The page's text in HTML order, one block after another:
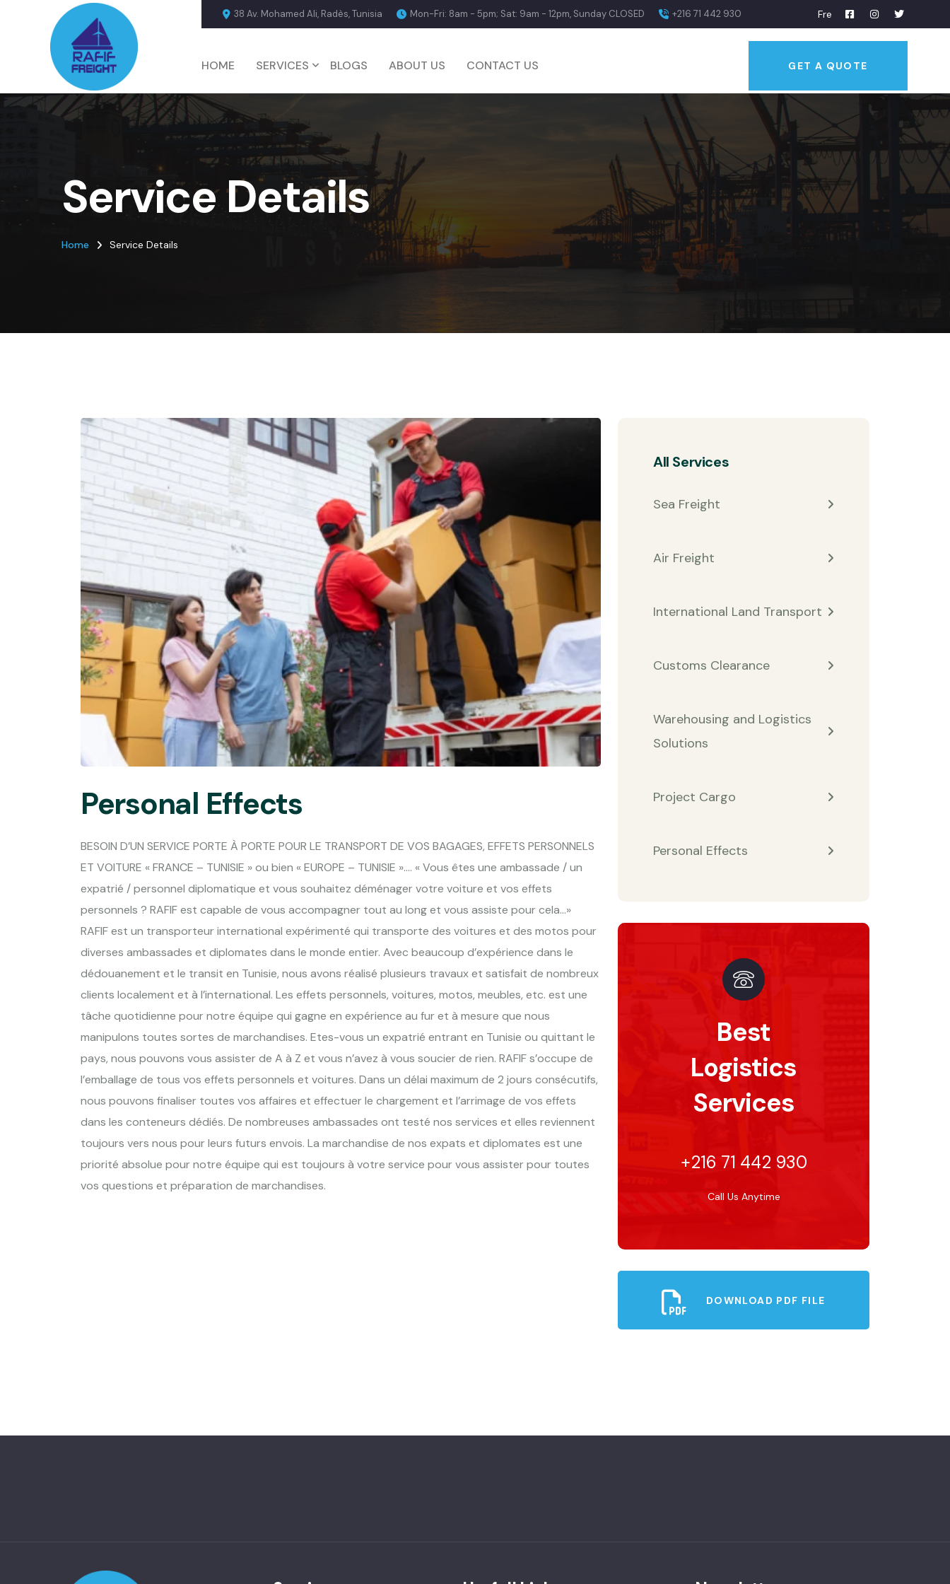
38 Av. Mohamed Ali, Radès, Tunisia Mon-Fri: 8am - 5pm; Sat: 9am - 12pm, Sunday CLOSED +216 71 442 930 Fre
HOME SERVICES BLOGS ABOUT US CONTACT US GET A QUOTE
Service Details
Home Service Details
Personal Effects
BESOIN D’UN SERVICE PORTE À PORTE POUR LE TRANSPORT DE VOS BAGAGES, EFFETS PERSONNELS
ET VOITURE « FRANCE – TUNISIE » ou bien « EUROPE – TUNISIE »…. « Vous êtes une ambassade / un
expatrié / personnel diplomatique et vous souhaitez déménager votre voiture et vos effets
personnels ? RAFIF est capable de vous accompagner tout au long et vous assiste pour cela…»
RAFIF est un transporteur international expérimenté qui transporte des voitures et des motos pour
diverses ambassades et diplomates dans le monde entier. Avec beaucoup d’expérience dans le
dédouanement et le transit en Tunisie, nous avons réalisé plusieurs travaux et satisfait de nombreux
clients localement et à l’international. Les effets personnels, voitures, motos, meubles, etc. est une
tâche quotidienne pour notre équipe qui gagne en expérience au fur et à mesure que nous
manipulons toutes sortes de marchandises. Etes-vous un expatrié entrant en Tunisie ou quittant le
pays, nous pouvons vous assister de A à Z et vous n’avez à vous soucier de rien. RAFIF s’occupe de
l’emballage de tous vos effets personnels et voitures. Dans un délai maximum de 2 jours consécutifs,
nous pouvons finaliser toutes vos affaires et effectuer le chargement et l’arrimage de vos effets
dans les conteneurs dédiés. De nombreuses ambassades ont testé nos services et elles reviennent
toujours vers nous pour leurs futurs envois. La marchandise de nos expats et diplomates est une
priorité absolue pour notre équipe qui est toujours à votre service pour vous assister pour toutes
vos questions et préparation de marchandises.
All Services
Sea Freight
Air Freight
International Land Transport
Customs Clearance
Warehousing and Logistics
Solutions
Project Cargo
Personal Effects
Best
Logistics
Services
+216 71 442 930
Call Us Anytime
DOWNLOAD PDF FILE